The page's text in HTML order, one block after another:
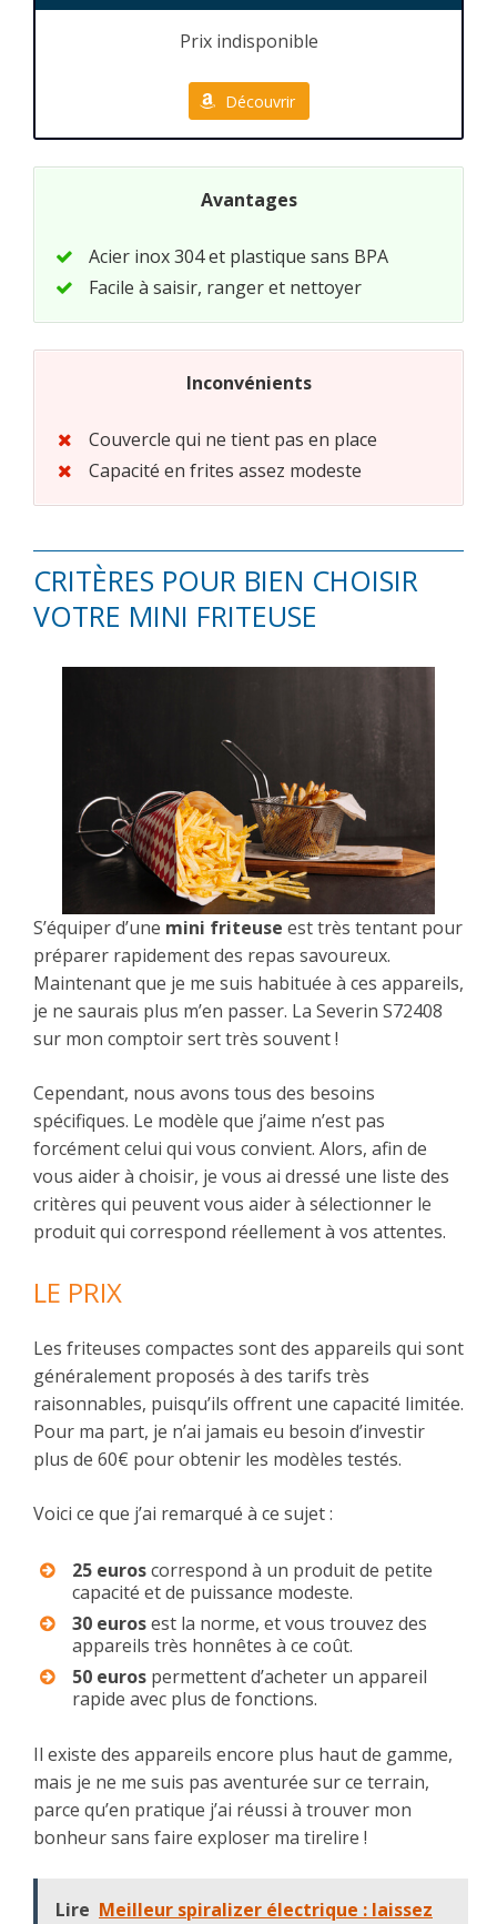
Prix indisponible
Découvrir
Avantages
Acier inox 304 et plastique sans BPA
Facile à saisir, ranger et nettoyer
Inconvénients
Couvercle qui ne tient pas en place
Capacité en frites assez modeste
CRITÈRES POUR BIEN CHOISIR
VOTRE MINI FRITEUSE
S’équiper d’une mini friteuse est très tentant pour
préparer rapidement des repas savoureux.
Maintenant que je me suis habituée à ces appareils,
je ne saurais plus m’en passer. La Severin S72408
sur mon comptoir sert très souvent !
Cependant, nous avons tous des besoins
spécifiques. Le modèle que j’aime n’est pas
forcément celui qui vous convient. Alors, afin de
vous aider à choisir, je vous ai dressé une liste des
critères qui peuvent vous aider à sélectionner le
produit qui correspond réellement à vos attentes.
LE PRIX
Les friteuses compactes sont des appareils qui sont
généralement proposés à des tarifs très
raisonnables, puisqu’ils offrent une capacité limitée.
Pour ma part, je n’ai jamais eu besoin d’investir
plus de 60€ pour obtenir les modèles testés.
Voici ce que j’ai remarqué à ce sujet :
25 euroscorrespond à un produit de petite
capacité et de puissance modeste.
30 eurosest la norme, et vous trouvez des
appareils très honnêtes à ce coût.
50 euros permettent d’acheter un appareil
rapide avec plus de fonctions.
Il existe des appareils encore plus haut de gamme,
mais je ne me suis pas aventurée sur ce terrain,
parce qu’en pratique j’ai réussi à trouver mon
bonheur sans faire exploser ma tirelire !
Lire Meilleur spiralizer électrique : laissez